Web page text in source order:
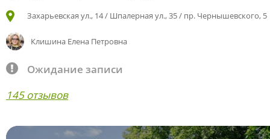
Захарьевская ул., 14 / Шпалерная ул., 35 / пр. Чернышевского, 5
Клишина Елена Петровна
Ожидание записи
145 отзывов